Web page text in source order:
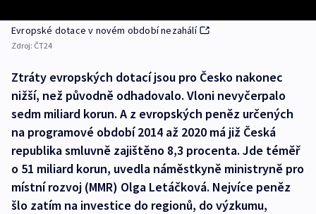
Evropské dotace v novém období nezahálí
Zdroj: ČT24
Ztráty evropských dotací jsou pro Česko nakonec
nižší, než původně odhadovalo. Vloni nevyčerpalo
sedm miliard korun. A z evropských peněz určených
na programové období 2014 až 2020 má již Česká
republika smluvně zajištěno 8,3 procenta. Jde téměř
o 51 miliard korun, uvedla náměstkyně ministryně pro
místní rozvoj (MMR) Olga Letáčková. Nejvíce peněz
šlo zatím na investice do regionů, do výzkumu,